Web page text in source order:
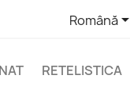
Română
RETELISTICA